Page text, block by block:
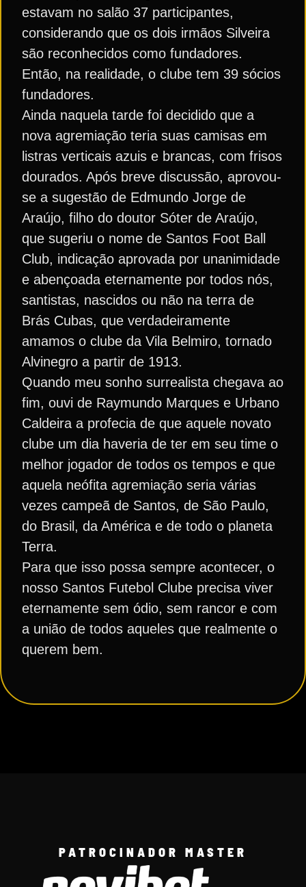
estavam no salão 37 participantes,
considerando que os dois irmãos Silveira
são reconhecidos como fundadores.
Então, na realidade, o clube tem 39 sócios
fundadores.
Ainda naquela tarde foi decidido que a
nova agremiação teria suas camisas em
listras verticais azuis e brancas, com frisos
dourados. Após breve discussão, aprovou-
se a sugestão de Edmundo Jorge de
Araújo, filho do doutor Sóter de Araújo,
que sugeriu o nome de Santos Foot Ball
Club, indicação aprovada por unanimidade
e abençoada eternamente por todos nós,
santistas, nascidos ou não na terra de
Brás Cubas, que verdadeiramente
amamos o clube da Vila Belmiro, tornado
Alvinegro a partir de 1913.
Quando meu sonho surrealista chegava ao
fim, ouvi de Raymundo Marques e Urbano
Caldeira a profecia de que aquele novato
clube um dia haveria de ter em seu time o
melhor jogador de todos os tempos e que
aquela neófita agremiação seria várias
vezes campeã de Santos, de São Paulo,
do Brasil, da América e de todo o planeta
Terra.
Para que isso possa sempre acontecer, o
nosso Santos Futebol Clube precisa viver
eternamente sem ódio, sem rancor e com
a união de todos aqueles que realmente o
querem bem.
PATROCINADOR MASTER